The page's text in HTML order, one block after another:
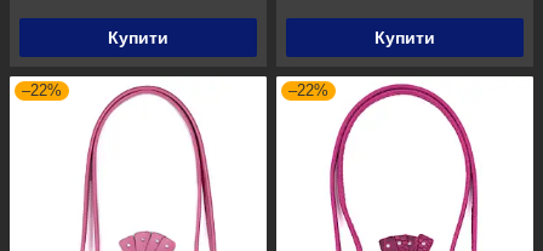
Купити Купити
–22% –22%